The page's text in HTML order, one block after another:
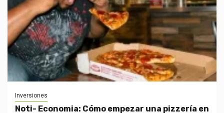
Inversiones
Noti- Economia: Cómo empezar una pizzería en